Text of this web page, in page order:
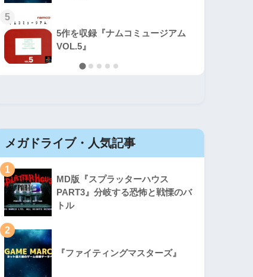
5
5作を収録『ナムコミュージアム
VOL.5』
メガドライブ・人気記事
1
MD版『スプラッターハウス
PART3』分岐する恐怖と戦慄のバ
トル
2
『ファイティングマスターズ』